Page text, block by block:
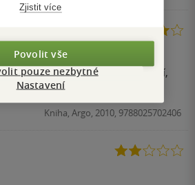
tahle sice malinko slabší,
Kniha, Argo, 2010, 9788025702406
Zjistit více
Povolit vše
pouze nezbytné
Nastavení